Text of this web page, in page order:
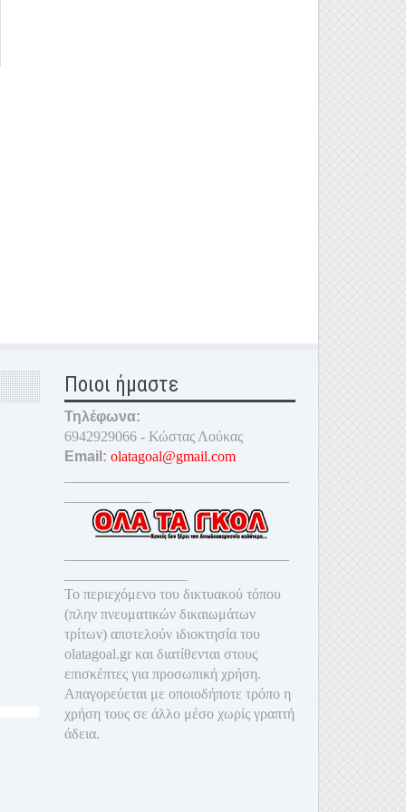
Ποιοι ήμαστε
Τηλέφωνα:
6942929066 - Κώστας Λούκας
Email: olatagoal@gmail.com
Το περιεχόμενο του δικτυακού τόπου
(πλην πνευματικών δικαιωμάτων
τρίτων) αποτελούν ιδιοκτησία του
olatagoal.gr και διατίθενται στους
επισκέπτες για προσωπική χρήση.
Απαγορεύεται με οποιοδήποτε τρόπο η
χρήση τους σε άλλο μέσο χωρίς γραπτή
άδεια.